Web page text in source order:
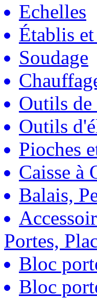
Echelles
Établis et
Soudage
Outils de
Outils
Pioches
Caisse à
Balais,
Portes,
Bloc
Bloc